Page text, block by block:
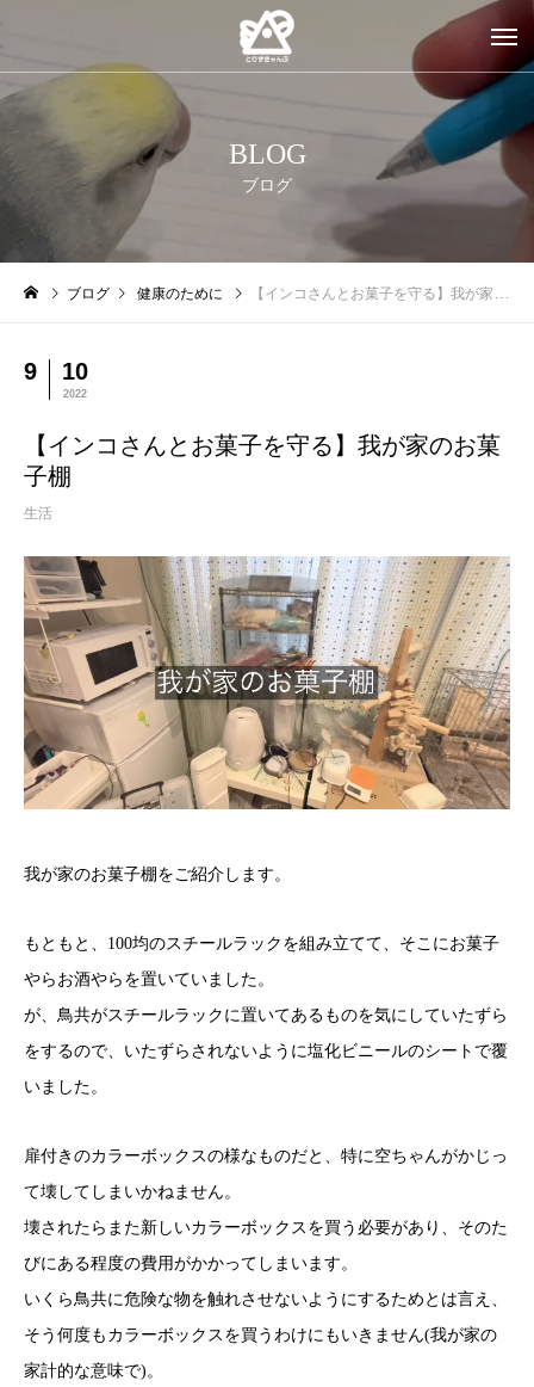
BLOG
ブログ
ブログ 健康のために 【インコさんとお菓子を守る】我が家のお菓子棚
9 10
2022
【インコさんとお菓子を守る】我が家のお菓
子棚
生活
我が家のお菓子棚をご紹介します。
もともと、100均のスチールラックを組み立てて、そこにお菓子
やらお酒やらを置いていました。
が、鳥共がスチールラックに置いてあるものを気にしていたずら
をするので、いたずらされないように塩化ビニールのシートで覆
いました。
扉付きのカラーボックスの様なものだと、特に空ちゃんがかじっ
て壊してしまいかねません。
壊されたらまた新しいカラーボックスを買う必要があり、そのた
びにある程度の費用がかかってしまいます。
いくら鳥共に危険な物を触れさせないようにするためとは言え、
そう何度もカラーボックスを買うわけにもいきません(我が家の
家計的な意味で)。